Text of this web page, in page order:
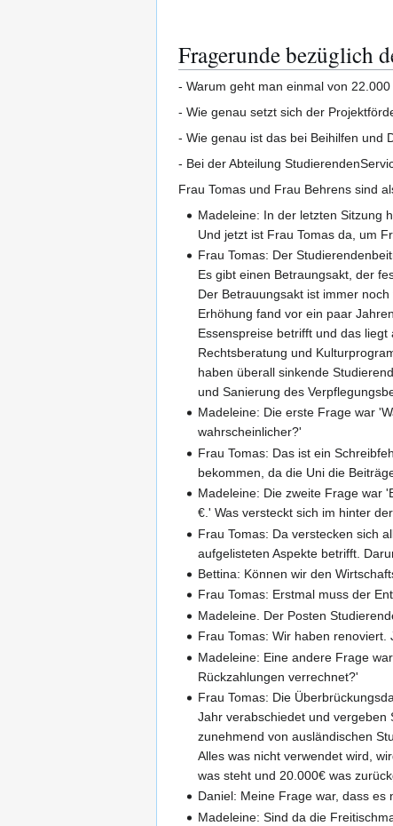
Fragerunde bezüglich
- Warum geht man einmal von
- Wie genau setzt sich der
- Wie genau ist das bei Beihilfen und
- Bei der Abteilung
Frau Tomas und Frau Behrens sind
Madeleine: In der letzten Sitzung
Und jetzt ist Frau Tomas da, um
Frau Tomas: Der
Es gibt einen Betraungsakt, der
Der Betrauungsakt ist immer
Erhöhung fand vor ein paar
Essenspreise betrifft und das
Rechtsberatung und
haben überall sinkende
und Sanierung des
Madeleine: Die erste Frage war
wahrscheinlicher?'
Frau Tomas: Das ist ein
bekommen, da die Uni die
Madeleine: Die zweite Frage war
€.' Was versteckt sich im hinter
Frau Tomas: Da verstecken sich
aufgelisteten Aspekte betrifft.
Bettina: Können wir den
Frau Tomas: Erstmal muss der
Madeleine. Der Posten
Frau Tomas: Wir haben
Madeleine: Eine andere Frage
Rückzahlungen verrechnet?'
Frau Tomas: Die
Jahr verabschiedet und vergeben
zunehmend von ausländischen
Alles was nicht verwendet wird,
was steht und 20.000€ was
Daniel: Meine Frage war, dass es
Madeleine: Sind da die